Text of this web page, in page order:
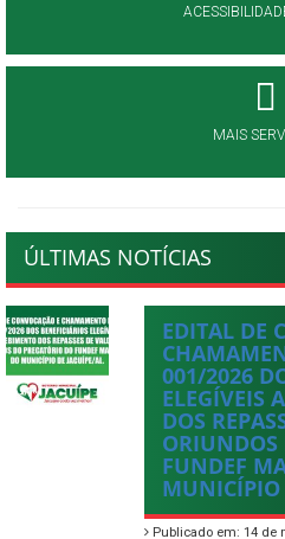
MAIS
ÚLTIMAS NOTÍCIAS
EDITAL DE
001/2026
ELEGÍVEIS
DOS
ORIUNDOS
FUNDEF
MUNICÍPIO
Publicado em: 14 de